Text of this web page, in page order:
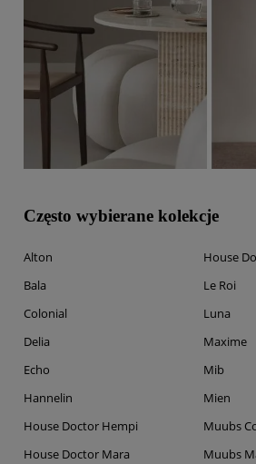
Często wybierane kolekcje
Alton
Bala
Colonial
Delia
Echo
Hannelin
House Doctor Hempi
House Doctor Mara
House
Le Roi
Luna
Maxime
Mib
Mien
Muubs
Muubs